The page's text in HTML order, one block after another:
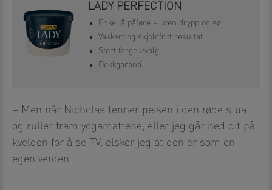
LADY PERFECTION
Enkel å påføre – uten drypp og søl
Vakkert og skjoldfritt resultat
Stort fargeutvalg
Dekkgaranti
– Men når Nicholas tenner peisen i den røde stua
og ruller fram yogamattene, eller jeg går ned dit på
kvelden for å se TV, elsker jeg at den er som en
egen verden.